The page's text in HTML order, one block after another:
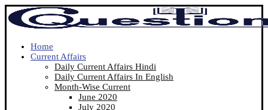
Home
Current Affairs
Daily Current Affairs Hindi
Daily Current Affairs In English
Month-Wise Current
June 2020
July 2020